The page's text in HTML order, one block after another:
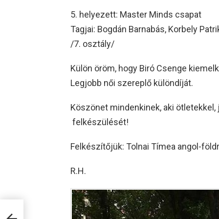
5. helyezett: Master Minds csapat
Tagjai: Bogdán Barnabás, Korbely
/7. osztály/
Külön öröm, hogy Biró Csenge
Legjobb női szereplő különdíját.
Köszönet mindenkinek, aki
felkészülését!
Felkészítőjük: Tolnai Tímea angol-
R.H.